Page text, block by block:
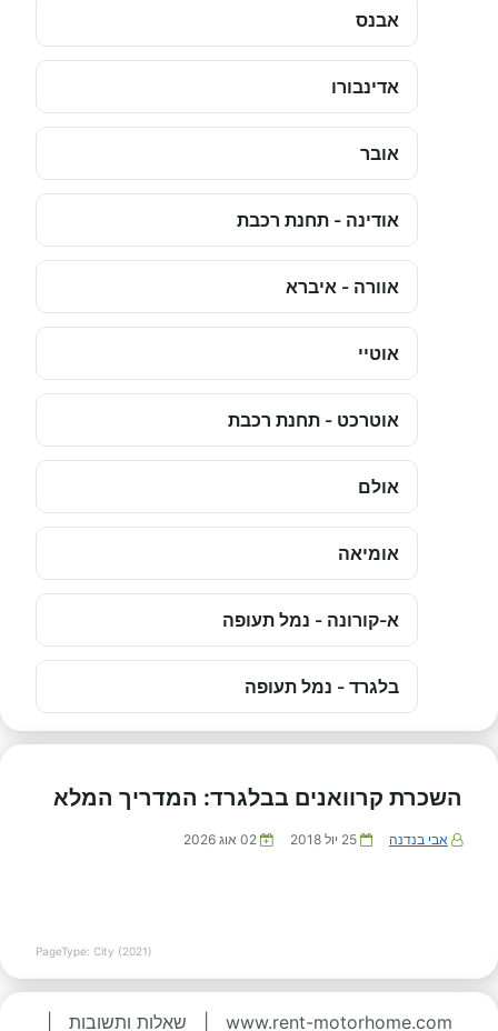
אבנס
אדינבורו
אובר
אודינה - תחנת רכבת
אוורה - איברא
אוטיי
אוטרכט - תחנת רכבת
אולם
אומיאה
א-קורונה - נמל תעופה
בלגרד - נמל תעופה
השכרת קרוואנים בבלגרד: המדריך המלא
אבי בנדנה 25 יול 2018 02 אוג 2026
PageType: City (2021)
www.rent-motorhome.com שאלות ותשובות